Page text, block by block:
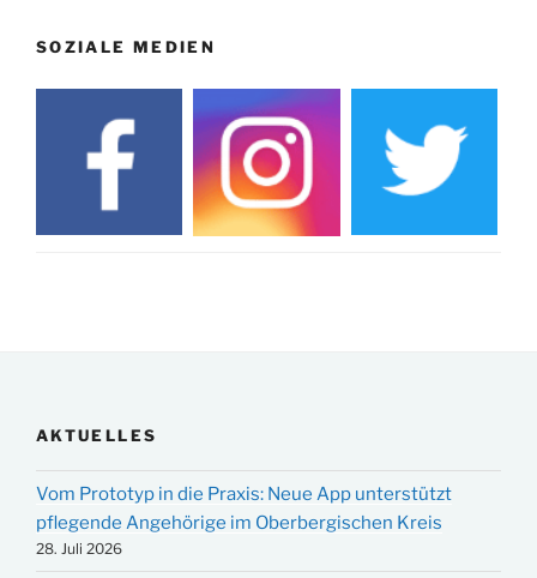
SOZIALE MEDIEN
AKTUELLES
Vom Prototyp in die Praxis: Neue App unterstützt
pflegende Angehörige im Oberbergischen Kreis
28. Juli 2026